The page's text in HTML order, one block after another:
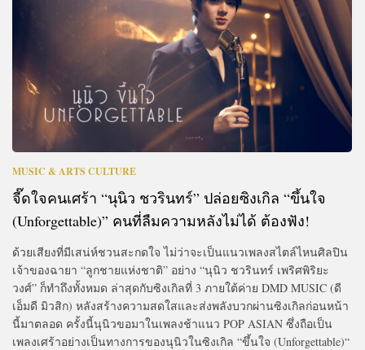
MUSIC & ARTS CULTURE
จี๊ดใจคนเศร้า “นุนิว ชวรินทร์” ปล่อยซิงเกิล “ขึ้นใจ
(Unforgettable)” คนที่ลืมความหลังไม่ได้ ต้องฟัง!
ด้วยเสียงที่มีเสน่ห์ชวนสะกดใจ ไม่ว่าจะเป็นแนวเพลงสไตล์ไหนศิลปิน
เจ้าของฉายา “ลูกชายแห่งชาติ” อย่าง “นุนิว ชวรินทร์ เพริศพิริยะ
วงศ์” ก็ทำถึงทั้งหมด ล่าสุดกับซิงเกิลที่ 3 ภายใต้ค่าย DMD MUSIC (ดี
เอ็มดี มิวสิก) หลังสร้างความสดใสและส่งพลังบวกผ่านซิงเกิลก่อนหน้า
นี้มาตลอด ครั้งนี้นุนิวขอมาในเพลงช้าแนว POP ASIAN ซึ่งถือเป็น
เพลงเศร้าอย่างเป็นทางการของนุนิวในซิงเกิล “ขึ้นใจ (Unforgettable)“